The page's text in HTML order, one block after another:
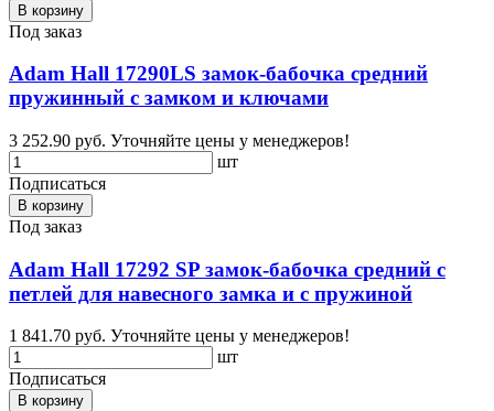
В корзину
Под заказ
Adam Hall 17290LS замок-бабочка средний
пружинный с замком и ключами
3 252.90 руб. Уточняйте цены у менеджеров!
шт
Подписаться
В корзину
Под заказ
Adam Hall 17292 SP замок-бабочка средний с
петлей для навесного замка и с пружиной
1 841.70 руб. Уточняйте цены у менеджеров!
шт
Подписаться
В корзину